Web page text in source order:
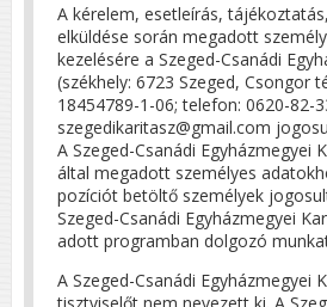
A kérelem, esetleírás,
elküldése során megadott
kezelésére a Szeged-Csanádi
(székhely: 6723 Szeged, Csongor
18454789-1-06; telefon: 0620-82-
szegedikaritasz@gmail.com
A Szeged-Csanádi Egyházmegyei
által megadott személyes
pozíciót betöltő személyek
Szeged-Csanádi Egyházmegyei
adott programban dolgozó
A Szeged-Csanádi Egyházmegyei